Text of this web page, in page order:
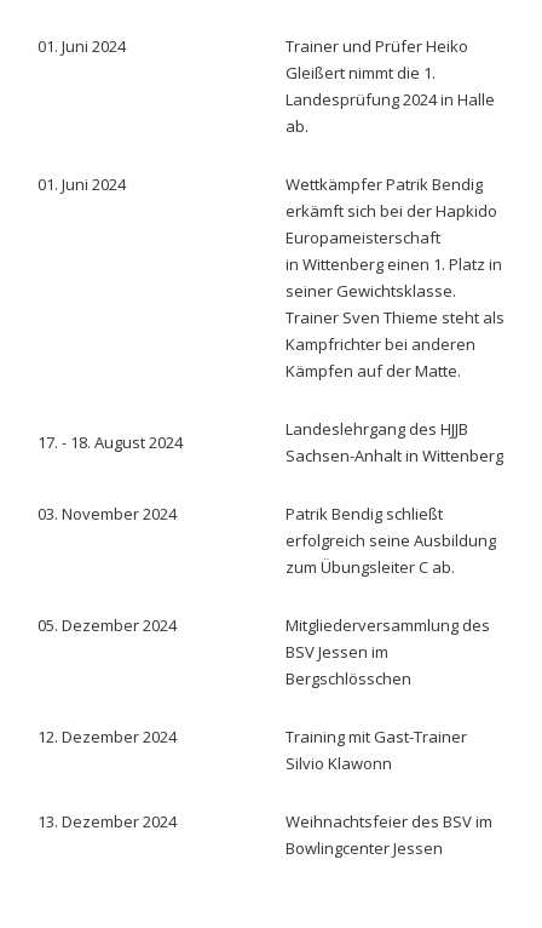
01. Juni 2024
Trainer und Prüfer Heiko
Gleißert nimmt die 1.
Landesprüfung 2024 in Halle
ab.
01. Juni 2024
Wettkämpfer Patrik Bendig
erkämft sich bei der Hapkido
Europameisterschaft
in Wittenberg einen 1. Platz in
seiner Gewichtsklasse.
Trainer Sven Thieme steht als
Kampfrichter bei anderen
Kämpfen auf der Matte.
17. - 18. August 2024
Landeslehrgang des HJJB
Sachsen-Anhalt in Wittenberg
03. November 2024
Patrik Bendig schließt
erfolgreich seine Ausbildung
zum Übungsleiter C ab.
05. Dezember 2024
Mitgliederversammlung des
BSV Jessen im
Bergschlösschen
12. Dezember 2024
Training mit Gast-Trainer
Silvio Klawonn
13. Dezember 2024
Weihnachtsfeier des BSV im
Bowlingcenter Jessen